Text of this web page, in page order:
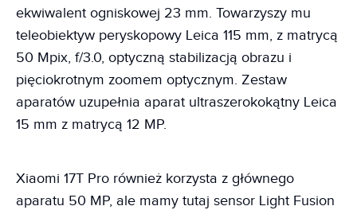
ekwiwalent ogniskowej 23 mm. Towarzyszy mu
teleobiektyw peryskopowy Leica 115 mm, z matrycą
50 Mpix, f/3.0, optyczną stabilizacją obrazu i
pięciokrotnym zoomem optycznym. Zestaw
aparatów uzupełnia aparat ultraszerokokątny Leica
15 mm z matrycą 12 MP.
Xiaomi 17T Pro również korzysta z głównego
aparatu 50 MP, ale mamy tutaj sensor Light Fusion